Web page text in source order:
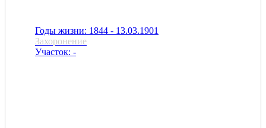
Годы жизни: 1844 - 13.03.1901
Захоронение
Участок: -